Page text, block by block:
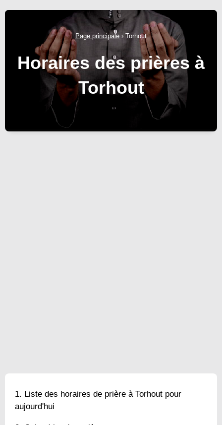
Page principale › Torhout
Horaires des prières à
Torhout
Liste des horaires de prière à Torhout pour
aujourd'hui